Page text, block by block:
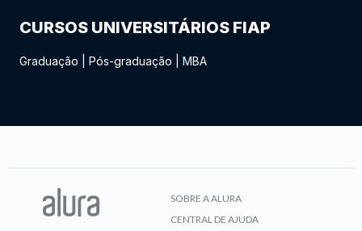
CURSOS UNIVERSITÁRIOS FIAP
Graduação Pós-graduação MBA
SOBRE A ALURA
CENTRAL DE AJUDA